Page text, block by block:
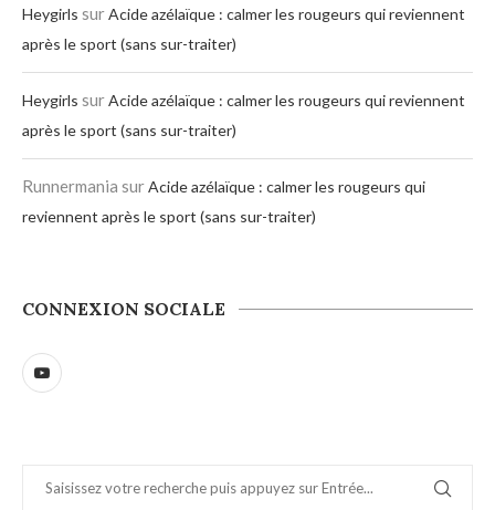
Heygirls surAcide azélaïque : calmer les rougeurs qui reviennent
après le sport (sans sur-traiter)
Heygirls surAcide azélaïque : calmer les rougeurs qui reviennent
après le sport (sans sur-traiter)
Runnermania surAcide azélaïque : calmer les rougeurs qui
reviennent après le sport (sans sur-traiter)
CONNEXION SOCIALE